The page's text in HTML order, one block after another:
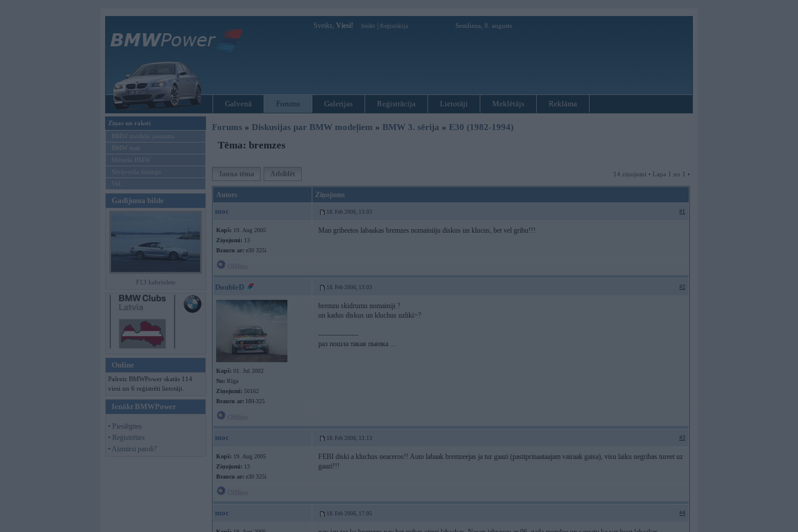
Sveiks, Viesi! Ienākt Reģistrācija Sestdiena, 8. augusts
Galvenā Forums Galerijas Reģistrācija Lietotāji Meklētājs Reklāma
Ziņas un raksti
BMW modeļu jaunumi
BMW testi
Mēneša BMW
Sērijveida tūnings
Vel...
Gadījuma bilde
F13 kabriolets
Online
Pašreiz BMWPower skatās 114
viesi un 6 reģistrēti lietotāji.
Ienākt BMWPower
• Pieslēgties
• Reģistrēties
• Aizmirsi paroli?
Forums » Diskusijas par BMW modeļiem » BMW 3. sērija » E30 (1982-1994)
Tēma: bremzes
Jauna tēma Atbildēt 14 ziņojumi • Lapa 1 no 1 •
Autors Ziņojums
moc 18. Feb 2006, 13:03 #1
Kopš: 19. Aug 2005
Ziņojumi: 13
Braucu ar: e30 325i
Man gribeetos labaakas bremzes nomainiiju diskus un klucus, bet vel gribu!!!
DoubleD 18. Feb 2006, 13:03 #2
Kopš: 01. Jul 2002
No: Rīga
Ziņojumi: 50162
Braucu ar: HH-325
bremzu skidrumu nomainiji ?
un kadus diskus un kluchus uzliki>?
-----------------
раз пошла такая пьянка ...
moc 18. Feb 2006, 13:13 #3
Kopš: 19. Aug 2005
Ziņojumi: 13
Braucu ar: e30 325i
FEBI diski a kluchus neaceros!! Auto labaak bremzeejas ja tur gaazi (pastiprinaataajam vairaak gaisa), visu laiku negribas tureet uz
gaazi!!!
moc 18. Feb 2006, 17:05 #4